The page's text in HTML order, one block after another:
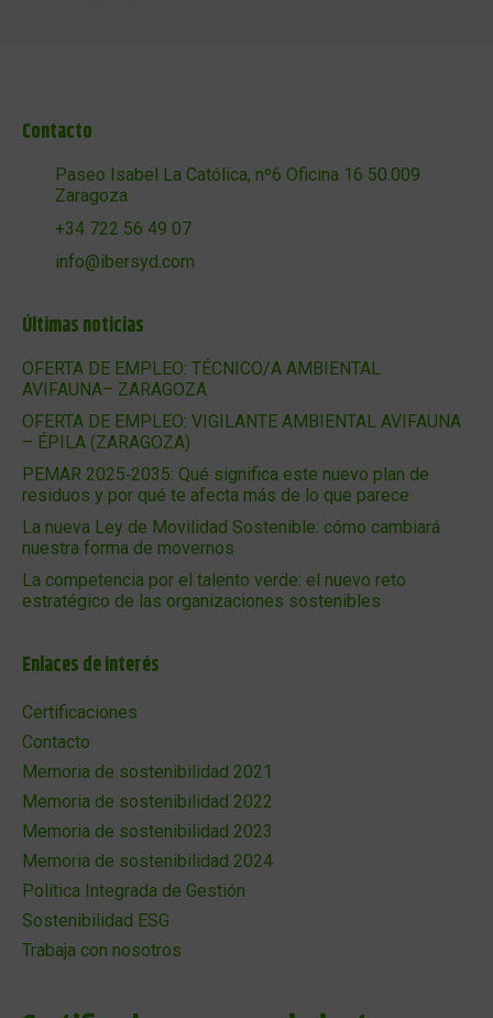
Contacto
Paseo Isabel La Católica, nº6 Oficina 16 50.009
Zaragoza
+34 722 56 49 07
info@ibersyd.com
Últimas noticias
OFERTA DE EMPLEO: TÉCNICO/A AMBIENTAL
AVIFAUNA– ZARAGOZA
OFERTA DE EMPLEO: VIGILANTE AMBIENTAL AVIFAUNA
– ÉPILA (ZARAGOZA)
PEMAR 2025‑2035: Qué significa este nuevo plan de
residuos y por qué te afecta más de lo que parece
La nueva Ley de Movilidad Sostenible: cómo cambiará
nuestra forma de movernos
La competencia por el talento verde: el nuevo reto
estratégico de las organizaciones sostenibles
Enlaces de interés
Certificaciones
Contacto
Memoria de sostenibilidad 2021
Memoria de sostenibilidad 2022
Memoria de sostenibilidad 2023
Memoria de sostenibilidad 2024
Política Integrada de Gestión
Sostenibilidad ESG
Trabaja con nosotros